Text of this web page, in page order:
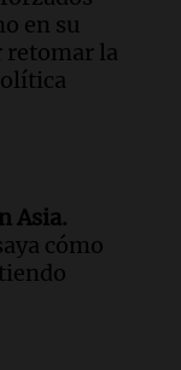
seres
en su
la
Asia.
cómo